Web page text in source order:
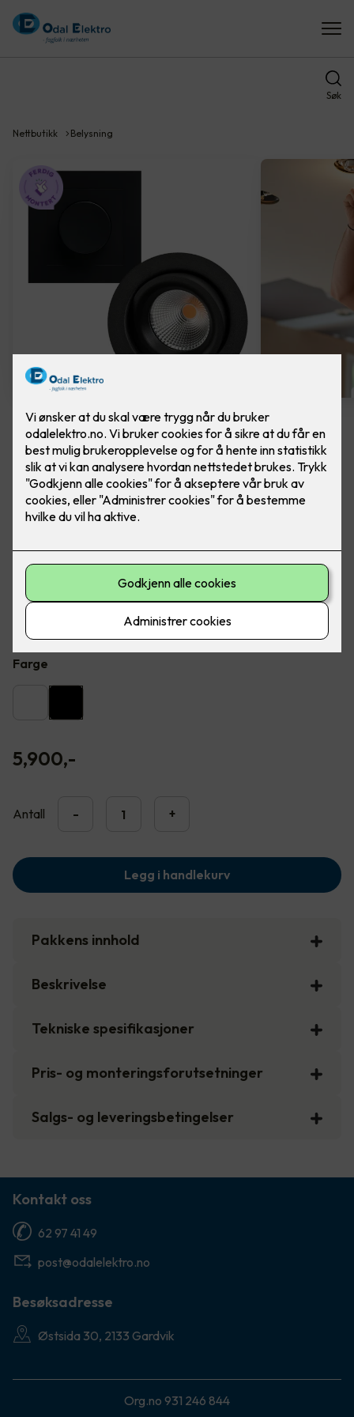
Søk
Nettbutikk Belysning
4 stk sorte LED downlights
rehab inkl. LED dimmer
Ferdig montert - Junistar ECO 2700 m/ LED
Flott LED downlight med 42 graders spredning og 30
graders vipp i to retninger til innendørs bruke, inkl. LED
dimmer. Inkludert montering.
Farge
5,900,-
Antall - +
Legg i handlekurv
Pakkens innhold
Beskrivelse
Tekniske spesifikasjoner
Pris- og monteringsforutsetninger
Salgs- og leveringsbetingelser
Kontakt oss
62 97 41 49
post@odalelektro.no
Besøksadresse
Østsida 30, 2133 Gardvik
Org.no 931 246 844